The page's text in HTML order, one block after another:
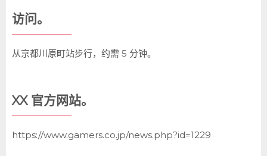
访问。
从京都川原町站步行，约需 5 分钟。
XX 官方网站。
https://www.gamers.co.jp/news.php?id=1229